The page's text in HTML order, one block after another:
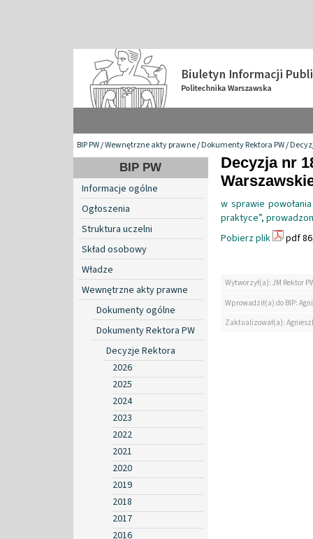
BIP PW/Wewnętrzne akty prawne/Dokumenty Rektora PW/
BIP PW
Informacje ogólne
Ogłoszenia
Struktura uczelni
Skład osobowy
Władze
Wewnętrzne akty prawne
Dokumenty ogólne
Dokumenty Rektora PW
Decyzje Rektora
2026
2025
2024
2023
2022
2021
2020
2019
2018
2017
2016
Decyzja nr
w sprawie
praktyce”,
Pobierz plik
pdf
Wytworzył(a): JM Rektor
Wprowadził(a) do BIP:
Zaktualizował(a):